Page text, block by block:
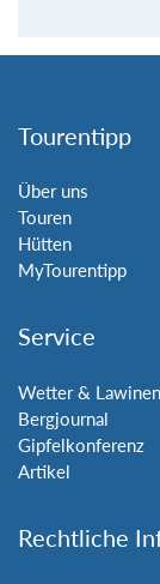
Tourentipp
Über uns
Touren
Hütten
MyTourentipp
Service
Wetter &
Bergjournal
Gipfelkonferenz
Artikel
Rechtliche